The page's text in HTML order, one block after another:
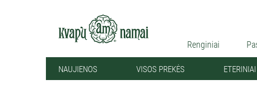
Renginiai
NAUJIENOS VISOS PREKĖS